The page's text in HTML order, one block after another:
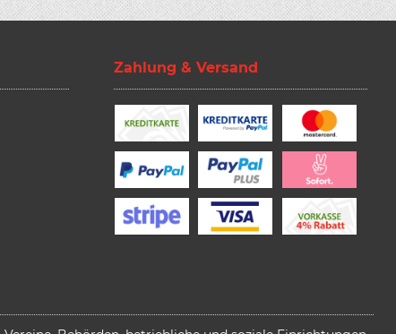
Zahlung & Versand